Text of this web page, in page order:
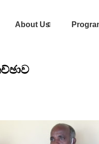
About Us